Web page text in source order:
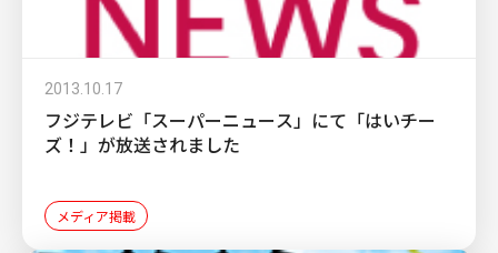
2013.10.17
フジテレビ「スーパーニュース」にて「はいチー
ズ！」が放送されました
メディア掲載